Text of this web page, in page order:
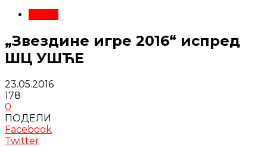
„Звездине игре 2016“ испред
ШЦ УШЋЕ
23.05.2016
178
0
ПОДЕЛИ
Facebook
Twitter